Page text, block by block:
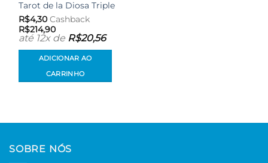
Adicionar
aos meus
Tarot de la Diosa Triple
R$4,30 Cashback
R$214,90
até 12x de R$20,56
ADICIONAR AO
CARRINHO
SOBRE NÓS